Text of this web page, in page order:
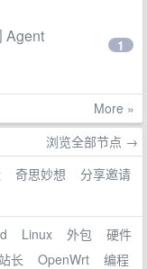
Agent
1
More »
浏览全部节点 →
奇思妙想
分享邀请
Linux 外包
硬件
长 OpenWrt
编程